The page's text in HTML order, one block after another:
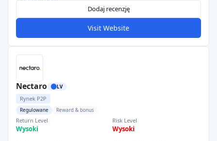
Dodaj recenzję
Visit Website
Nectaro LV
Rynek P2P
Regulowane Reward & bonus
Return Level
Wysoki
Risk Level
Wysoki